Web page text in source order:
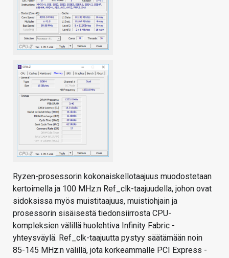
Ryzen-prosessorin kokonaiskellotaajuus muodostetaan
kertoimella ja 100 MHz:n Ref_clk-taajuudella, johon ovat
sidoksissa myös muistitaajuus, muistiohjain ja
prosessorin sisäisestä tiedonsiirrosta CPU-
kompleksien välillä huolehtiva Infinity Fabric -
yhteysväylä. Ref_clk-taajuutta pystyy säätämään noin
85-145 MHz:n välillä, jota korkeammalle PCI Express -